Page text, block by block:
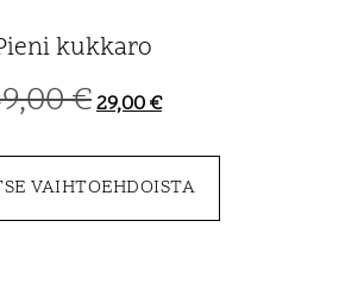
kukkaro
€29,00€
VAIHTOEHDOISTA